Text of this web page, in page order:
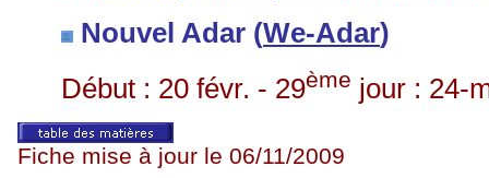
Nouvel Adar (We-Adar)
Début : 20 févr. - 29ème jour : 24-
Fiche mise à jour le 06/11/2009